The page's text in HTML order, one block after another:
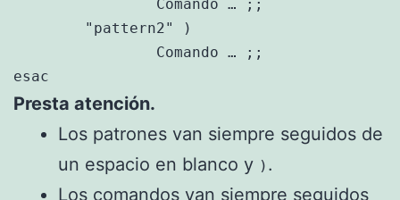
esac
Presta atención.
Los patrones van siempre seguidos de
un espacio en blanco y ) .
Los comandos van siempre seguidos